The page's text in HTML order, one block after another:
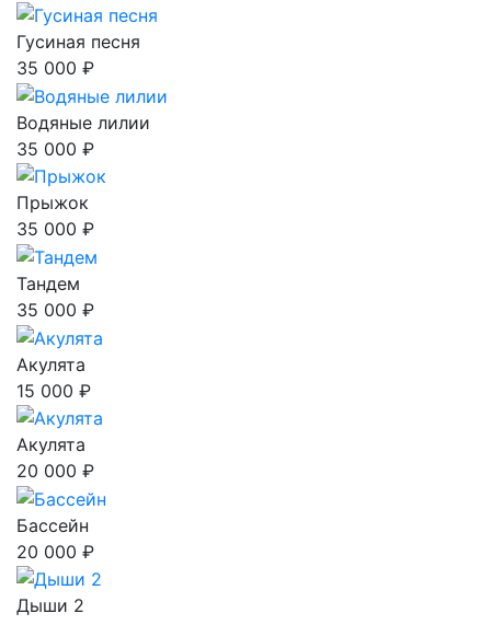
Гусиная песня
35 000 ₽
Водяные лилии
35 000 ₽
Прыжок
35 000 ₽
Тандем
35 000 ₽
Акулята
15 000 ₽
Акулята
20 000 ₽
Бассейн
20 000 ₽
Дыши 2